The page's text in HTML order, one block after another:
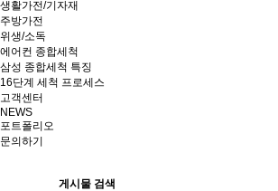
생활가전/기자재
주방가전
위생/소독
에어컨 종합세척
삼성 종합세척 특징
16단계 세척 프로세스
고객센터
NEWS
포트폴리오
문의하기
게시물 검색